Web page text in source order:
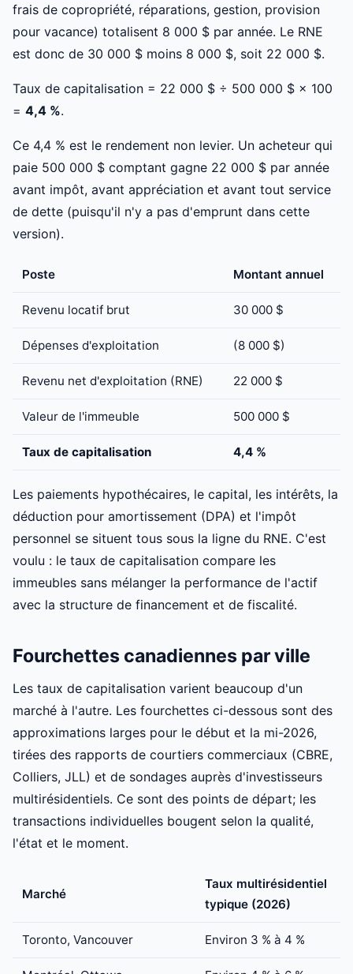
frais de copropriété, réparations, gestion, provision
pour vacance) totalisent 8 000 $ par année. Le RNE
est donc de 30 000 $ moins 8 000 $, soit 22 000 $.
Taux de capitalisation = 22 000 $ ÷ 500 000 $ × 100
= 4,4 %.
Ce 4,4 % est le rendement non levier. Un acheteur qui
paie 500 000 $ comptant gagne 22 000 $ par année
avant impôt, avant appréciation et avant tout service
de dette (puisqu'il n'y a pas d'emprunt dans cette
version).
Poste Montant annuel
Revenu locatif brut 30 000 $
Dépenses d'exploitation (8 000 $)
Revenu net d'exploitation (RNE) 22 000 $
Valeur de l'immeuble 500 000 $
Taux de capitalisation 4,4 %
Les paiements hypothécaires, le capital, les intérêts, la
déduction pour amortissement (DPA) et l'impôt
personnel se situent tous sous la ligne du RNE. C'est
voulu : le taux de capitalisation compare les
immeubles sans mélanger la performance de l'actif
avec la structure de financement et de fiscalité.
Fourchettes canadiennes par ville
Les taux de capitalisation varient beaucoup d'un
marché à l'autre. Les fourchettes ci-dessous sont des
approximations larges pour le début et la mi-2026,
tirées des rapports de courtiers commerciaux (CBRE,
Colliers, JLL) et de sondages auprès d'investisseurs
multirésidentiels. Ce sont des points de départ; les
transactions individuelles bougent selon la qualité,
l'état et le moment.
Marché
Taux multirésidentiel
typique (2026)
Toronto, Vancouver Environ 3 % à 4 %